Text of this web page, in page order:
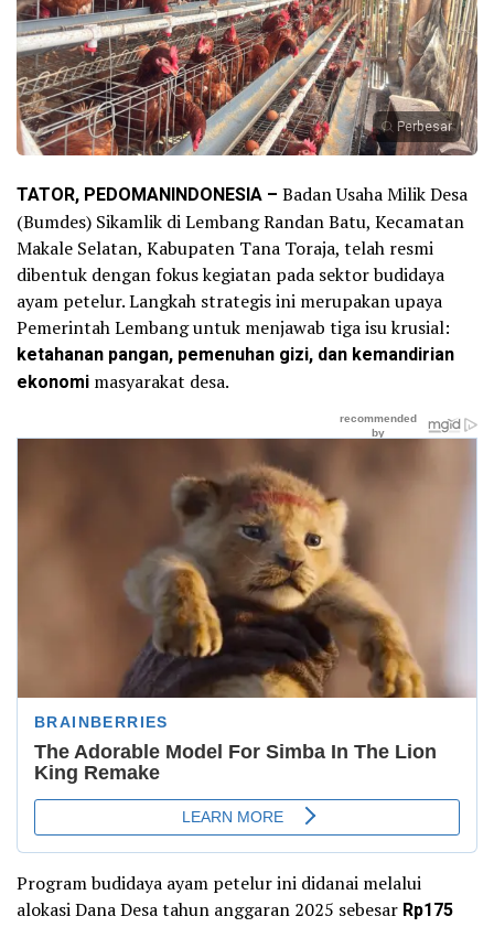
Perbesar
TATOR, PEDOMANINDONESIA – Badan Usaha Milik Desa
(Bumdes) Sikamlik di Lembang Randan Batu, Kecamatan
Makale Selatan, Kabupaten Tana Toraja, telah resmi
dibentuk dengan fokus kegiatan pada sektor budidaya
ayam petelur. Langkah strategis ini merupakan upaya
Pemerintah Lembang untuk menjawab tiga isu krusial:
ketahanan pangan, pemenuhan gizi, dan kemandirian
ekonomi masyarakat desa.
Program budidaya ayam petelur ini didanai melalui
alokasi Dana Desa tahun anggaran 2025 sebesar Rp175